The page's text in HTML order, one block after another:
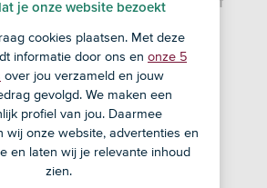
zonder dat je te agressief
er al bijna.
je onze website bezoekt
cookies plaatsen. Met deze
informatie door ons en onze 5
over jou verzameld en jouw
gevolgd. We maken een
profiel van jou. Daarmee
wij onze website, advertenties en
en laten wij je relevante inhoud
zien.